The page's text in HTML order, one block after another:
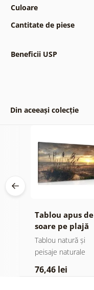
Culoare
Cantitate de piese
Beneficii USP
Din aceeași colecție
Tablou apus de
soare pe plajă
Tablou natură și
peisaje naturale
76,46 lei